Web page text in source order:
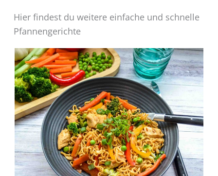
Hier findest du weitere einfache und schnelle
Pfannengerichte